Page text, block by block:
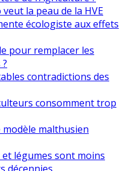
la peau de la HVE
écologiste aux effets
pour remplacer les
contradictions des
consomment trop
modèle malthusien
légumes sont moins